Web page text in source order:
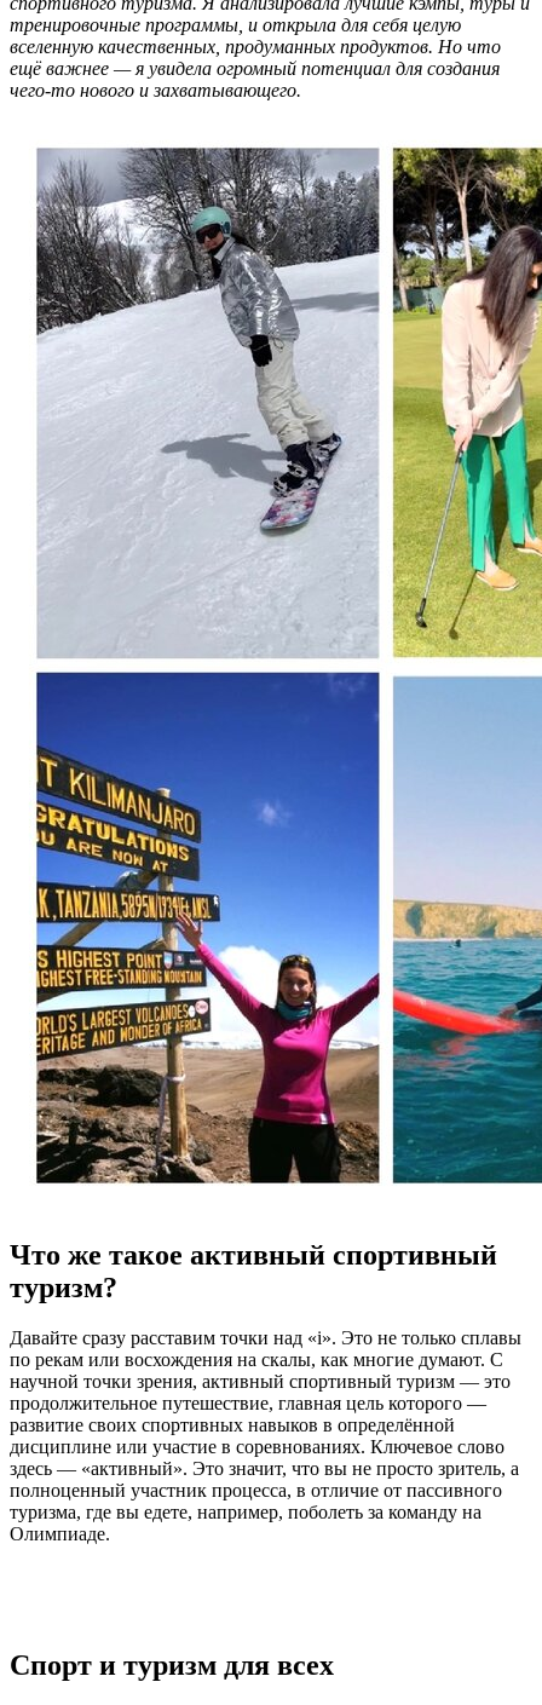
тренировочные программы, и открыла для себя целую
вселенную качественных, продуманных продуктов. Но что
ещё важнее — я увидела огромный потенциал для создания
чего-то нового и захватывающего.
Что же такое активный спортивный
туризм?
Давайте сразу расставим точки над «i». Это не только сплавы
по рекам или восхождения на скалы, как многие думают. С
научной точки зрения, активный спортивный туризм — это
продолжительное путешествие, главная цель которого —
развитие своих спортивных навыков в определённой
дисциплине или участие в соревнованиях. Ключевое слово
здесь — «активный». Это значит, что вы не просто зритель, а
полноценный участник процесса, в отличие от пассивного
туризма, где вы едете, например, поболеть за команду на
Олимпиаде.
Спорт и туризм для всех